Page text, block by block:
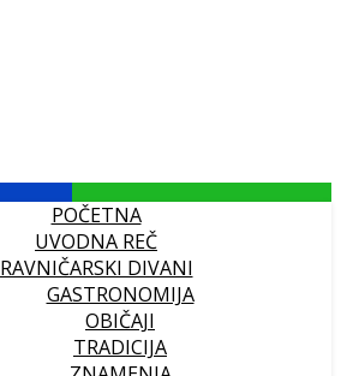
POČETNA
UVODNA REČ
RAVNIČARSKI DIVANI
GASTRONOMIJA
OBIČAJI
TRADICIJA